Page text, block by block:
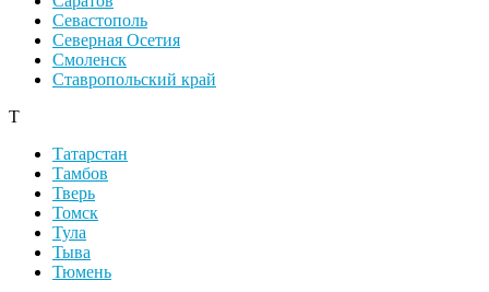
Севастополь
Северная Осетия
Смоленск
Ставропольский край
Т
Татарстан
Тамбов
Тверь
Томск
Тула
Тыва
Тюмень